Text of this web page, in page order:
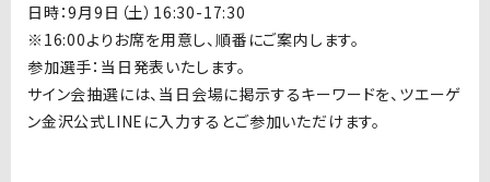
日時：9月9日（土）16:30-17:30
※16:00よりお席を用意し、順番にご案内します。
参加選手：当日発表いたします。
サイン会抽選には、当日会場に掲示するキーワードを、ツエーゲ
ン金沢公式LINEに入力するとご参加いただけます。